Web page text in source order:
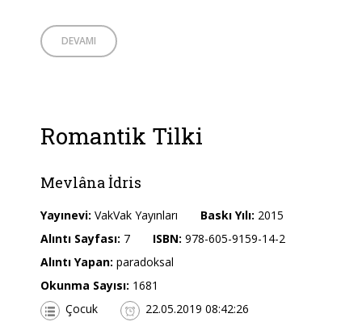
DEVAMI
Romantik Tilki
Mevlâna İdris
Yayınevi: VakVak Yayınları Baskı Yılı: 2015
Alıntı Sayfası: 7 ISBN: 978-605-9159-14-2
Alıntı Yapan: paradoksal
Okunma Sayısı: 1681
Çocuk
22.05.2019 08:42:26